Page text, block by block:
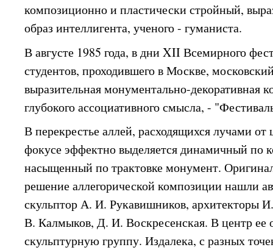
композиционно и пластически стройный,
образ интеллигента, ученого - гуманиста.
В августе 1985 года, в дни XII Всемирного
студентов, проходившего в Москве,
выразительная монументально-декоративная
глубокого ассоциативного смысла, -
В перекрестье аллей, расходящихся лучами от
фокусе эффектно выделяется динамичный по
насыщенный по трактовке монумент.
решение аллегорической композиции нашли
скульптор А. И. Рукавишников, архитекторы
В. Калмыков, Д. И. Воскресенская. В центр ее
скульптурную группу. Издалека, с разных